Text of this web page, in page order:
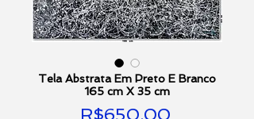
Tela Abstrata Em Preto E Branco
165 cm X 35 cm
R$650.00Price